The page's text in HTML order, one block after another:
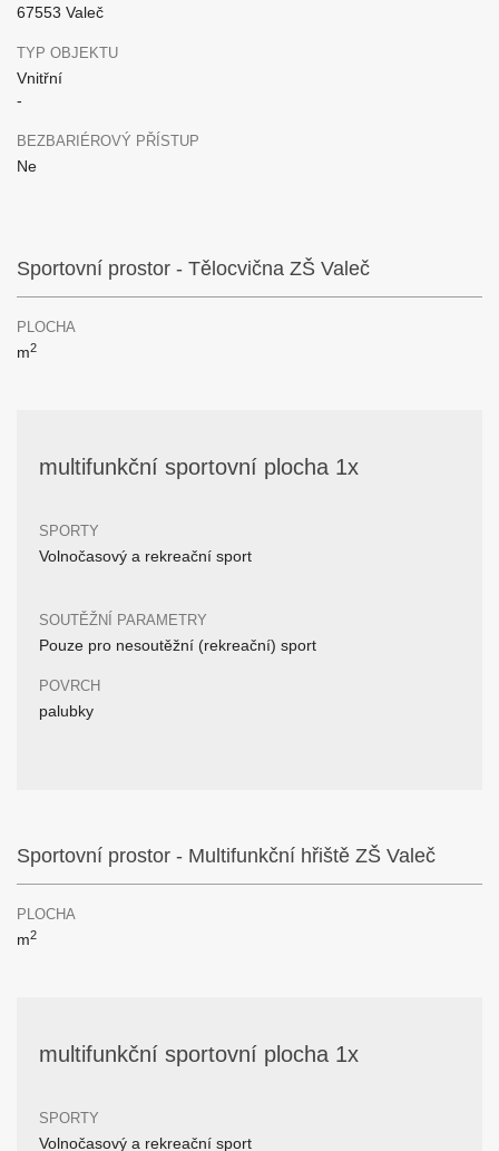
67553 Valeč
TYP OBJEKTU
Vnitřní
-
BEZBARIÉROVÝ PŘÍSTUP
Ne
Sportovní prostor - Tělocvična ZŠ Valeč
PLOCHA
m2
multifunkční sportovní plocha 1x
SPORTY
Volnočasový a rekreační sport
SOUTĚŽNÍ PARAMETRY
Pouze pro nesoutěžní (rekreační) sport
POVRCH
palubky
Sportovní prostor - Multifunkční hřiště ZŠ Valeč
PLOCHA
m2
multifunkční sportovní plocha 1x
SPORTY
Volnočasový a rekreační sport